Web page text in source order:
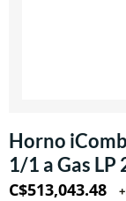
Horno
1/1 a Gas
C$513,043.48